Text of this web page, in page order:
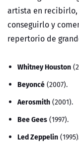
artista en
conseguirlo y
repertorio de
Whitney Houston
Beyoncé (2007).
Aerosmith (2001).
Bee Gees (1997).
Led Zeppelin